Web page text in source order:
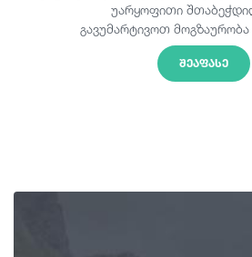
უარყოფითი
გავუმარტივოთ
ᲨᲔᲐᲤᲐᲡᲔ